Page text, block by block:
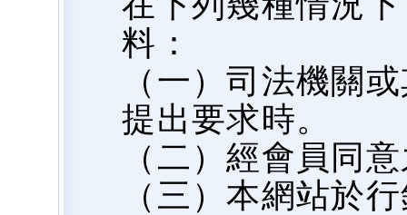
料：
（一）司法機關
提出要求時。
（二）經會員同
（三）本網站於